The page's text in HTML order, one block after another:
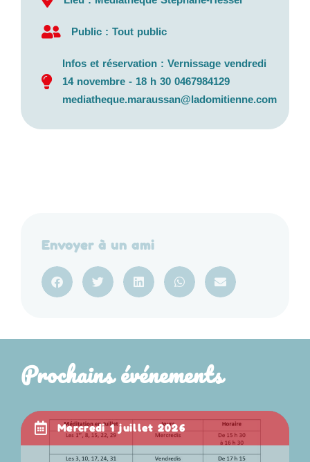
Public : Tout public
Infos et réservation : Vernissage vendredi
14 novembre - 18 h 30 0467984129
mediatheque.maraussan@ladomitienne.com
Envoyer à un ami
Prochains événements
mercredi 1 juillet 2026